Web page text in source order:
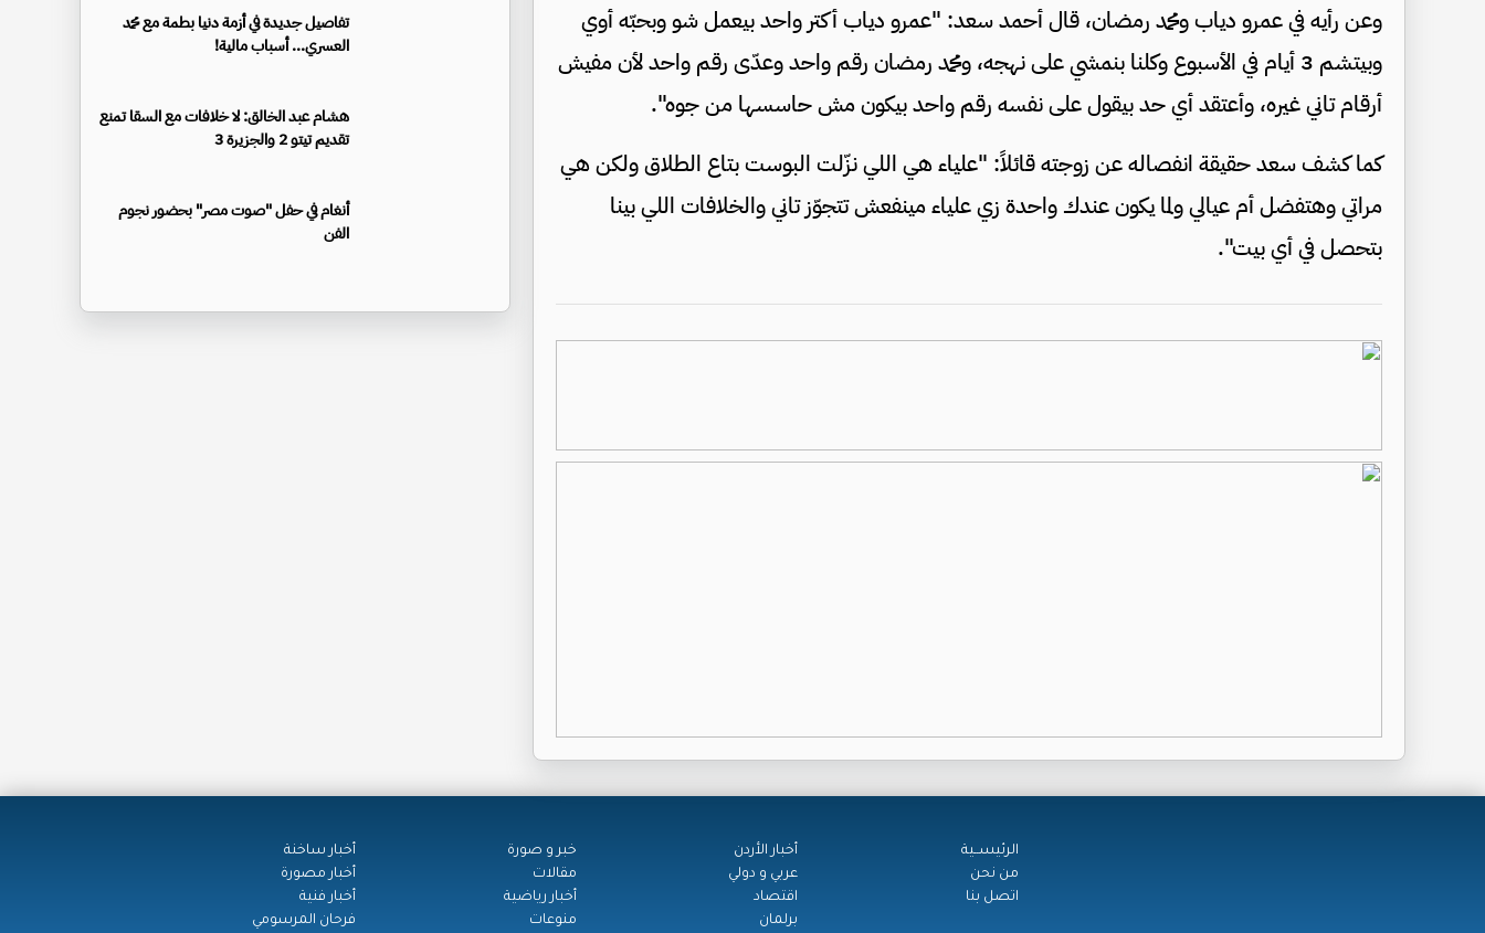
وعن رأيه في عمرو دياب ومحمد رمضان، قال أحمد سعد: "عمرو دياب أكتر واحد بيعمل شو وبحبّه أوي
وبيتشم 3 أيام في الأسبوع وكلنا بنمشي على نهجه، ومحمد رمضان رقم واحد وعدّى رقم واحد لأن مفيش
أرقام تاني غيره، وأعتقد أي حد بيقول على نفسه رقم واحد بيكون مش حاسسها من جوه".
كما كشف سعد حقيقة انفصاله عن زوجته قائلاً: "علياء هي اللي نزّلت البوست بتاع الطلاق ولكن هي
مراتي وهتفضل أم عيالي ولما يكون عندك واحدة زي علياء مينفعش تتجوّز تاني والخلافات اللي بينا
بتحصل في أي بيت".
تفاصيل جديدة في أزمة دنيا بطمة مع محمد
العسري... أسباب مالية!
هشام عبد الخالق: لا خلافات مع السقا تمنع
تقديم تيتو 2 والجزيرة 3
أنغام في حفل "صوت مصر" بحضور نجوم
الفن
الرئيســية
من نحن
اتصل بنا
أخبار الأردن
عربي و دولي
اقتصاد
برلمان
خبر و صورة
مقالات
أخبار رياضية
منوعات
أخبار ساخنة
أخبار مصورة
أخبار فنية
فرحان المرسومي